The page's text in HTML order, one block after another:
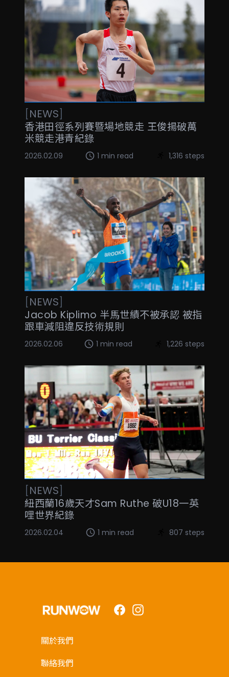
[NEWS]
香港田徑系列賽暨場地競走 王俊揚破萬
米競走港青紀錄
2026.02.09 1 min read 1,316 steps
[NEWS]
Jacob Kiplimo 半馬世績不被承認 被指
跟車減阻違反技術規則
2026.02.06 1 min read 1,226 steps
[NEWS]
紐西蘭16歲天才Sam Ruthe 破U18一英
哩世界紀錄
2026.02.04 1 min read 807 steps
FacebookInstagram
關於我們
聯絡我們